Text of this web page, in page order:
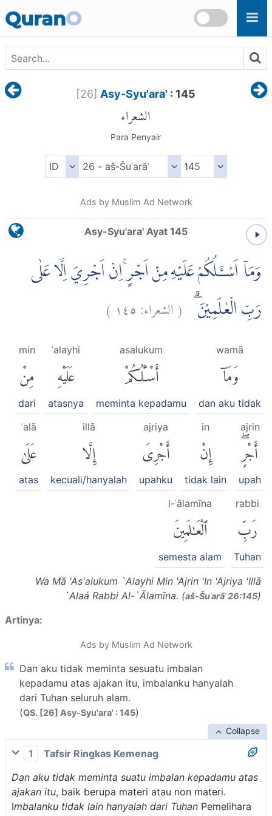
QuranO
[26] Asy-Syu'ara' : 145
الشعراء
Para Penyair
Ads by Muslim Ad Network
Asy-Syu'ara' Ayat 145
وَمَآ اَسْـَٔلُكُمْ عَلَيْهِ مِنْ اَجْرٍۚ اِنْ اَجْرِيَ اِلَّا عَلٰى
رَبِّ الْعٰلَمِيْنَ ۗ (الشعراء:١٤٥ )
wamā
وَمَآ
dan aku tidak
asalukum
أَسْـَٔلُكُمْ
meminta kepadamu
ʿalayhi
عَلَيْهِ
atasnya
min
مِنْ
dari
ajrin
أَجْرٍۖ
upah
in
إِنْ
tidak lain
ajriya
أَجْرِىَ
upahku
illā
إِلَّا
kecuali/hanyalah
ʿalā
عَلَىٰ
atas
rabbi
رَبِّ
Tuhan
l-ʿālamīna
ٱلْعَٰلَمِينَ
semesta alam
Wa Mā 'As'alukum `Alayhi Min 'Ajrin 'In 'Ajriya 'Illā
`Alaá Rabbi Al-`Ālamīna. (aš-Šuʿarāʾ 26:145)
Artinya:
Ads by Muslim Ad Network
Dan aku tidak meminta sesuatu imbalan
kepadamu atas ajakan itu, imbalanku hanyalah
dari Tuhan seluruh alam.
(QS. [26] Asy-Syu'ara' : 145)
Collapse
1
Tafsir Ringkas Kemenag
Dan aku tidak meminta suatu imbalan kepadamu atas
ajakan itu, baik berupa materi atau non materi.
Imbalanku tidak lain hanyalah dari Tuhan Pemelihara